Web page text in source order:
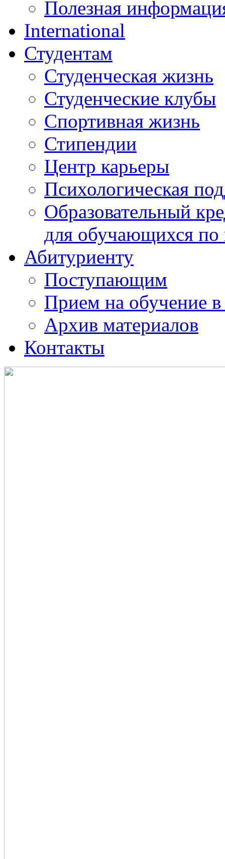
Полезная
International
Студентам
Студенческая жизнь
Студенческие клубы
Спортивная жизнь
Стипендии
Центр карьеры
Психологическая
Образовательный
для обучающихся
Абитуриенту
Поступающим
Прием на обучение в
Архив материалов
Контакты